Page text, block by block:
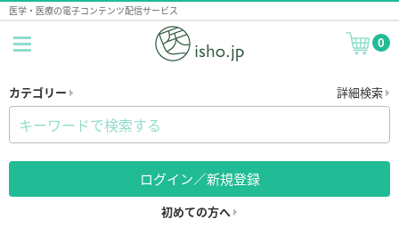
医学・医療の電子コンテンツ配信サービス
0
カテゴリー 詳細検索
ログイン／新規登録
初めての方へ